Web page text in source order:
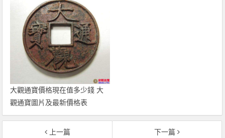
大觀通寶價格現在值多少錢 大
觀通寶圖片及最新價格表
上一篇
下一篇